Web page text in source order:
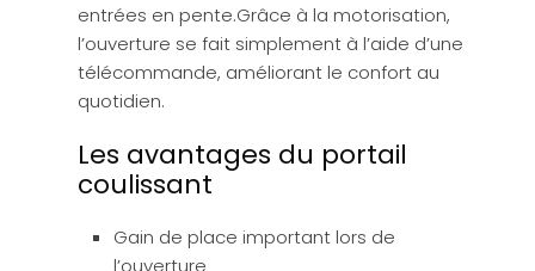
entrées en pente.Grâce à la motorisation,
l’ouverture se fait simplement à l’aide d’une
télécommande, améliorant le confort au
quotidien.
Les avantages du portail
coulissant
Gain de place important lors de
l’ouverture